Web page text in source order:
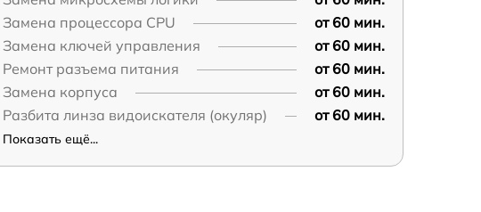
Замена процессора CPU
от 60 мин.
Замена ключей управления
от 60 мин.
Ремонт разъема питания
от 60 мин.
Замена корпуса
от 60 мин.
Разбита линза видоискателя (окуляр)
от 60 мин.
Показать ещё...